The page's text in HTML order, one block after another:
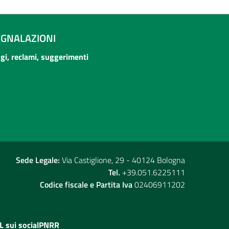
reclami, suggerimenti
Sede Legale: Via Castiglione, 29 - 40124 Bologna
Tel. +39.051.6225111
Codice fiscale e Partita Iva02406911202
sui socialPNRR